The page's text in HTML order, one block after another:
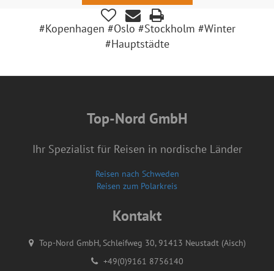
#Kopenhagen #Oslo #Stockholm #Winter
#Hauptstädte
Top-Nord GmbH
Ihr Spezialist für Reisen in nordische Länder
Reisen nach Schweden
Reisen zum Polarkreis
Kontakt
Top-Nord GmbH, Schleifweg 30, 91413 Neustadt (Aisch)
+49(0)9161 8756140